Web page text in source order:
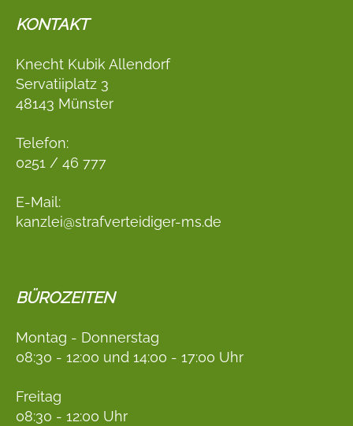
KONTAKT
Knecht Kubik Allendorf
Servatiiplatz 3
48143 Münster
Telefon:
0251 / 46 777
E-Mail:
kanzlei@strafverteidiger-ms.de
BÜROZEITEN
Montag - Donnerstag
08:30 - 12:00 und 14:00 - 17:00 Uhr
Freitag
08:30 - 12:00 Uhr